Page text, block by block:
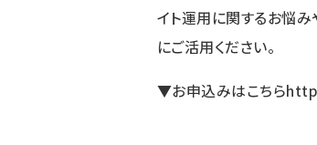
イト運用に関するお悩
にご活用ください。
▼お申込みはこちら